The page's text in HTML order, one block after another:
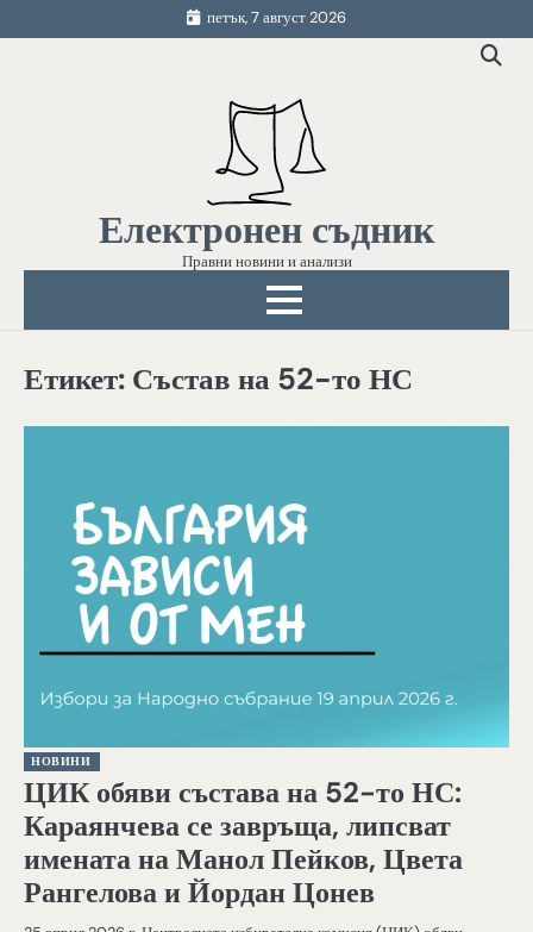
to
петък, 7 август 2026
Електронен съдник
Правни новини и анализи
Етикет: Състав на 52-то НС
НОВИНИ
ЦИК обяви състава на 52-то НС:
Караянчева се завръща, липсват
имената на Манол Пейков, Цвета
Рангелова и Йордан Цонев